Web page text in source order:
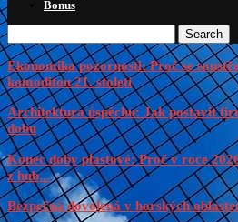
Bonus
Search
Ekonomika pozornosti: Proč se
komoditou 21. století
Architektura úspěchu: Jak postavit
dobu
Konec doby plastové: Proč v roce
z hub...
Bezpečná dovolená v horských